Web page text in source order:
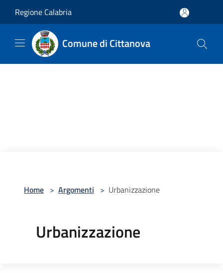
Regione Calabria
Comune di Cittanova
Home > Argomenti > Urbanizzazione
Urbanizzazione